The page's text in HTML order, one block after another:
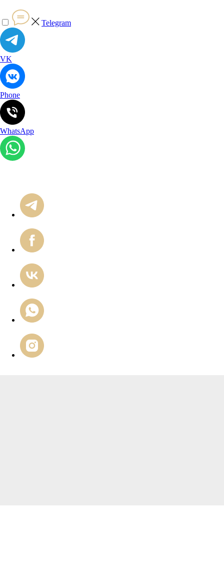
Telegram
VK
Phone
WhatsApp